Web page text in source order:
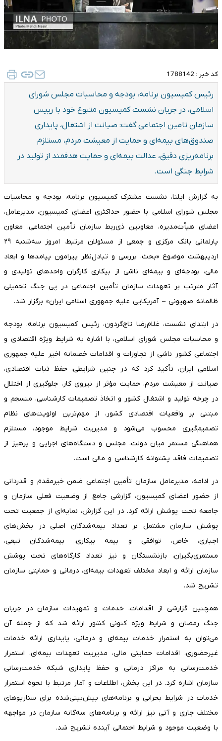
کد خبر : 1788142
رئیس کمیسیون برنامه، بودجه و محاسبات مجلس شورای
اسلامی، در جریان نشست کمیسیون متبوع خود با رییس
سازمان تامین اجتماعی گفت: صیانت از اشتغال، پایداری
صندوق‌های بیمه‌ای و حمایت از معیشت مردم، مستلزم
برنامه‌ریزی دقیق، عدالت بیمه‌ای و حمایت هدفمند از تولید در
شرایط جنگی است.
به گزارش ایلنا، نشست مشترک کمیسیون برنامه، بودجه و محاسبات
مجلس شورای اسلامی با حضور حداکثری اعضای کمیسیون، مدیرعامل،
اعضای هیأت‌مدیره، معاونین ذی‌ربط سازمان تأمین اجتماعی، معاون
پارلمانی بانک مرکزی و جمعی از مسئولان مرتبط، امروز سه‌شنبه ۲۹
اردیبهشت موضوع «بحث، بررسی و تبادل‌نظر پیرامون پیامدها و ابعاد
مالی، بودجه‌ای و بیمه‌ای ناشی از بیکاری کارگران واحدهای تولیدی و
آثار مترتب بر تعهدات سازمان تأمین اجتماعی در پی جنگ تحمیلی
ظالمانه صهیونی – آمریکایی علیه جمهوری اسلامی ایران» برگزار شد.
در ابتدای نشست، غلام‌رضا تاج‌گردون، رئیس کمیسیون برنامه، بودجه
و محاسبات مجلس شورای اسلامی، با اشاره به شرایط ویژه اقتصادی و
اجتماعی کشور ناشی از تجاوزات و اقدامات خصمانه اخیر علیه جمهوری
اسلامی ایران، تأکید کرد که در چنین شرایطی، حفظ ثبات اقتصادی،
صیانت از معیشت مردم، حمایت مؤثر از نیروی کار، جلوگیری از اختلال
در چرخه تولید و اشتغال کشور و اتخاذ تصمیمات کارشناسی، منسجم و
مبتنی بر واقعیات اقتصادی کشور، از مهم‌ترین اولویت‌های نظام
تصمیم‌گیری محسوب می‌شود و مدیریت شرایط موجود، مستلزم
هماهنگی مستمر میان دولت، مجلس و دستگاه‌های اجرایی و پرهیز از
تصمیمات فاقد پشتوانه کارشناسی و مالی است.
در ادامه، مدیرعامل سازمان تأمین اجتماعی ضمن خیرمقدم و قدردانی
از حضور اعضای کمیسیون، گزارشی جامع از وضعیت فعلی سازمان و
جامعه تحت پوشش ارائه کرد. در این گزارش، نمایه‌ای از جمعیت تحت
پوشش سازمان مشتمل بر تعداد بیمه‌شدگان اصلی در بخش‌های
اجباری، خاص، توافقی و بیمه بیکاری، بیمه‌شدگان تبعی،
مستمری‌بگیران، بازنشستگان و نیز تعداد کارگاه‌های تحت پوشش
سازمان ارائه و ابعاد مختلف تعهدات بیمه‌ای، درمانی و حمایتی سازمان
تشریح شد.
همچنین گزارشی از اقدامات، خدمات و تمهیدات سازمان در جریان
جنگ رمضان و شرایط ویژه کنونی کشور ارائه شد که از جمله آن
می‌توان به استمرار خدمات بیمه‌ای و درمانی، پایداری ارائه خدمات
غیرحضوری، اقدامات حمایتی مالی، مدیریت تعهدات بیمه‌ای، استمرار
خدمت‌رسانی به مراکز درمانی و حفظ پایداری شبکه خدمت‌رسانی
سازمان اشاره کرد. در این بخش، اطلاعات و آمار مرتبط با نحوه استمرار
خدمات در شرایط بحرانی و برنامه‌های پیش‌بینی‌شده برای سناریوهای
مختلف جاری و آتی نیز ارائه و برنامه‌های سه‌گانه سازمان در مواجهه
با وضعیت موجود و شرایط احتمالی آینده تشریح شد.